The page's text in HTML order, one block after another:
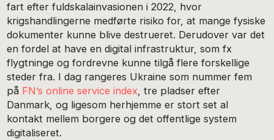
fart efter fuldskalainvasionen i 2022, hvor
krigshandlingerne medførte risiko for, at mange fysiske
dokumenter kunne blive destrueret. Derudover var det
en fordel at have en digital infrastruktur, som fx
flygtninge og fordrevne kunne tilgå flere forskellige
steder fra. I dag rangeres Ukraine som nummer fem
på FN’s online service index, tre pladser efter
Danmark, og ligesom herhjemme er stort set al
kontakt mellem borgere og det offentlige system
digitaliseret.